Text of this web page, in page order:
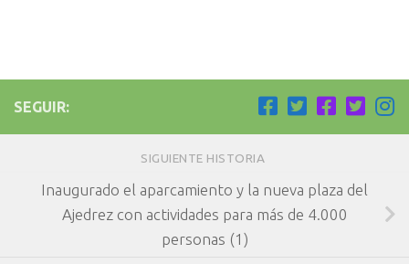
SEGUIR:
SIGUIENTE HISTORIA
Inaugurado el aparcamiento y la nueva plaza del
Ajedrez con actividades para más de 4.000
personas (1)